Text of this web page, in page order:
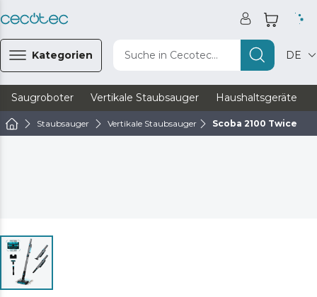
Kategorien Suche in Cecotec... DE
Saugroboter Vertikale Staubsauger Haushaltsgeräte
Staubsauger Vertikale Staubsauger Scoba 2100 Twice